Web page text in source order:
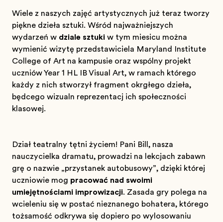
Wiele z naszych zajęć artystycznych już teraz tworzy
piękne dzieła sztuki. Wśród najważniejszych
wydarzeń w dziale sztuki w tym miesiącu można
wymienić wizytę przedstawiciela Maryland Institute
College of Art na kampusie oraz wspólny projekt
uczniów Year 1 HL IB Visual Art, w ramach którego
każdy z nich stworzył fragment okrągłego dzieła,
będącego wizualną reprezentacją ich społeczności
klasowej.
Dział teatralny tętni życiem! Pani Bill, nasza
nauczycielka dramatu, prowadzi na lekcjach zabawną
grę o nazwie „przystanek autobusowy”, dzięki której
uczniowie mogą pracować nad swoimi
umiejętnościami improwizacji. Zasada gry polega na
wcieleniu się w postać nieznanego bohatera, którego
tożsamość odkrywa się dopiero po wylosowaniu